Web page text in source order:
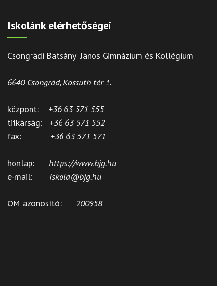
Iskolánk elérhetőségei
Csongrádi Batsányi János Gimnázium és Kollégium
6640 Csongrád, Kossuth tér 1.
központ: +36 63 571 555
titkárság: +36 63 571 552
fax: +36 63 571 571
honlap: https://www.bjg.hu
e-mail: iskola@bjg.hu
OM azonosító: 200958